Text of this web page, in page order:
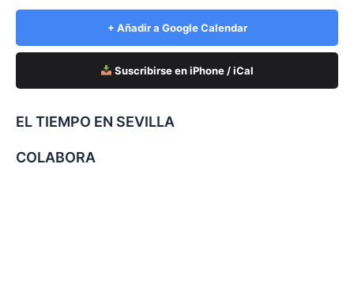
+ Añadir a Google Calendar
Suscribirse en iPhone / iCal
EL TIEMPO EN SEVILLA
COLABORA